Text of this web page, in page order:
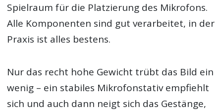
Spielraum für die Platzierung des Mikrofons.
Alle Komponenten sind gut verarbeitet, in der
Praxis ist alles bestens.
Nur das recht hohe Gewicht trübt das Bild ein
wenig – ein stabiles Mikrofonstativ empfiehlt
sich und auch dann neigt sich das Gestänge,